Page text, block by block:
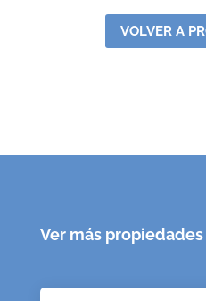
VOLVER A
Ver más propiedades